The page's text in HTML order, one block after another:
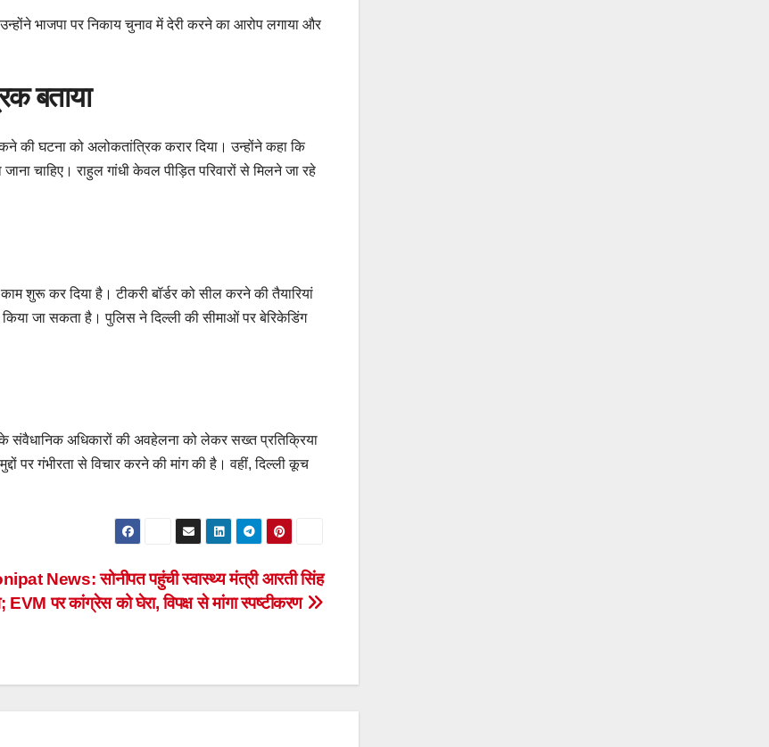
भाजपा पर निकाय चुनाव में देरी करने का आरोप लगाया और
बताया
की घटना को अलोकतांत्रिक करार दिया। उन्होंने कहा कि
चाहिए। राहुल गांधी केवल पीड़ित परिवारों से मिलने जा रहे
शुरू कर दिया है। टीकरी बॉर्डर को सील करने की तैयारियां
किया जा सकता है। पुलिस ने दिल्ली की सीमाओं पर बेरिकेडिंग
संवैधानिक अधिकारों की अवहेलना को लेकर सख्त प्रतिक्रिया
पर गंभीरता से विचार करने की मांग की है। वहीं, दिल्ली कूच
News: सोनीपत पहुंची स्वास्थ्य मंत्री आरती सिंह
EVM पर कांग्रेस को घेरा, विपक्ष से मांगा स्पष्टीकरण